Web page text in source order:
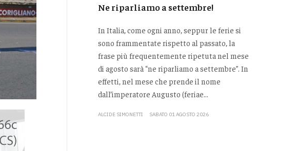
Ne riparliamo a settembre!
In Italia, come ogni anno, seppur le ferie si
sono frammentate rispetto al passato, la
frase più frequentemente ripetuta nel mese
di agosto sarà “ne riparliamo a settembre”. In
effetti, nel mese che prende il nome
dall’imperatore Augusto (feriae...
ALCIDE SIMONETTI SABATO 01 AGOSTO 2026